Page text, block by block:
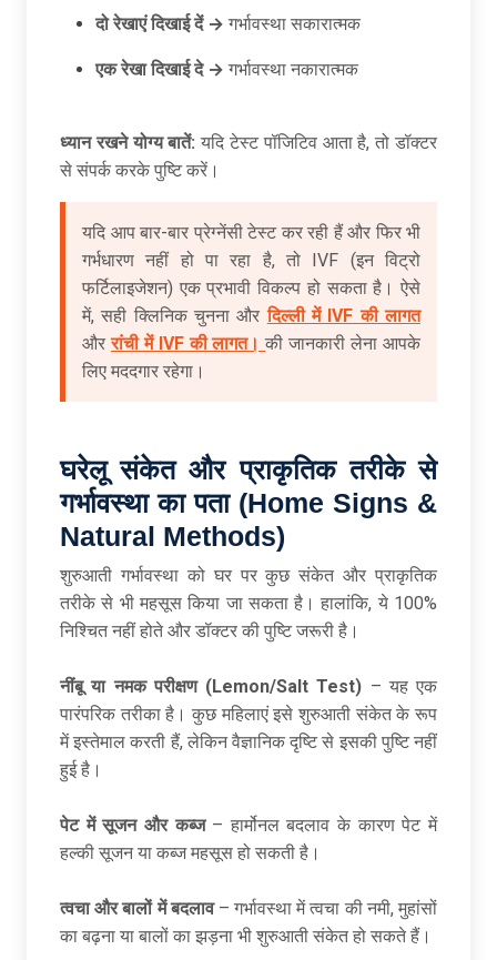
दो रेखाएं दिखाई दें → गर्भावस्था सकारात्मक
एक रेखा दिखाई दे → गर्भावस्था नकारात्मक
ध्यान रखने योग्य बातें:यदि टेस्ट पॉजिटिव आता है, तो डॉक्टर
से संपर्क करके पुष्टि करें।
यदि आप बार-बार प्रेग्नेंसी टेस्ट कर रही हैं और फिर भी
गर्भधारण नहीं हो पा रहा है, तो IVF (इन विट्रो
फर्टिलाइजेशन) एक प्रभावी विकल्प हो सकता है। ऐसे
में, सही क्लिनिक चुनना औरदिल्ली में IVF की लागत
औररांची में IVF की लागत।की जानकारी लेना आपके
लिए मददगार रहेगा।
घरेलू संकेत और प्राकृतिक तरीके से
गर्भावस्था का पता (Home Signs &
Natural Methods)
शुरुआती गर्भावस्था को घर पर कुछ संकेत और प्राकृतिक
तरीके से भी महसूस किया जा सकता है। हालांकि, ये 100%
निश्चित नहीं होते और डॉक्टर की पुष्टि जरूरी है।
नींबू या नमक परीक्षण (Lemon/Salt Test) – यह एक
पारंपरिक तरीका है। कुछ महिलाएं इसे शुरुआती संकेत के रूप
में इस्तेमाल करती हैं, लेकिन वैज्ञानिक दृष्टि से इसकी पुष्टि नहीं
हुई है।
पेट में सूजन और कब्ज– हार्मोनल बदलाव के कारण पेट में
हल्की सूजन या कब्ज महसूस हो सकती है।
त्वचा और बालों में बदलाव– गर्भावस्था में त्वचा की नमी, मुहांसों
का बढ़ना या बालों का झड़ना भी शुरुआती संकेत हो सकते हैं।